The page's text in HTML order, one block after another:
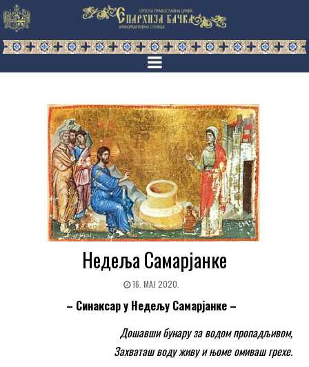
Недеља Самарјанке
16. МАЈ 2020.
– Синаксар у Недељу Самарјанке –
Дошавши бунару за водом пропадљивом,
Захваташ воду живу и њоме омиваш грехе.